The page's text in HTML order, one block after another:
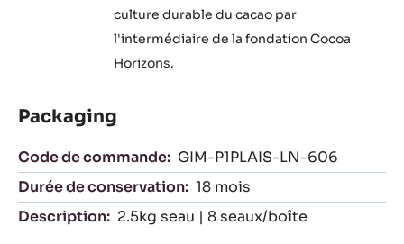
culture durable du cacao par
l'intermédiaire de la fondation Cocoa
Horizons.
Packaging
Code de commande: GIM-P1PLAIS-LN-606
Durée de conservation: 18 mois
Description: 2.5kg seau | 8 seaux/boîte